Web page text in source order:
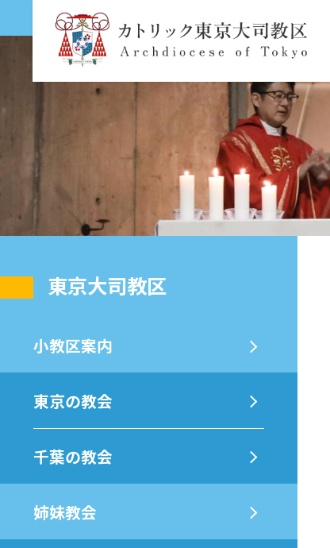
東京大司教区
⼩教区案内
東京の教会
千葉の教会
姉妹教会